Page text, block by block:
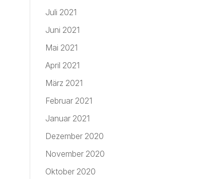
Juli 2021
Juni 2021
Mai 2021
April 2021
März 2021
Februar 2021
Januar 2021
Dezember 2020
November 2020
Oktober 2020